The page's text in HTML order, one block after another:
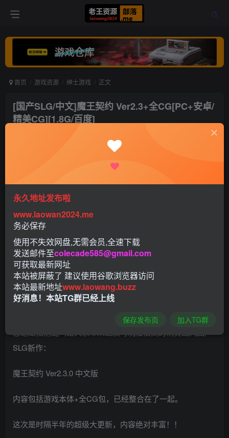
首页 游戏资源 绅士游戏 正文
[国产SLG/中文]魔王契约 Ver2.3+全CG[PC+安卓/
精美CG][1.8G/百度]
SLG新作：
魔王契约 Ver2.3.0 中文版
内容包括游戏本体+全CG包，已经整合在了一起。
这次是时隔半年的超级大更新，内容绝对丰富！！
永久地址发布啦
www.laowan2024.me
务必保存
使用不失效网盘,无需会员,全速下载
发送邮件至colecade585@gmail.com
可获取最新网址
本站被屏蔽了 建议使用谷歌浏览器访问
本站最新地址www.laowang.buzz
好消息！本站TG群已经上线
保存发布页 加入TG群